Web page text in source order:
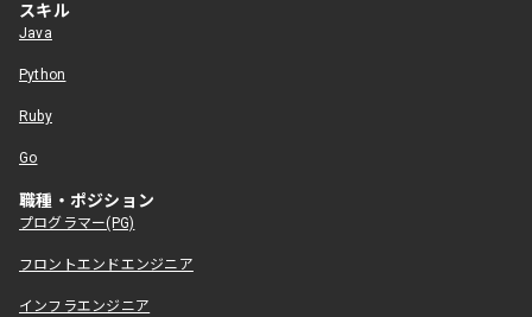
スキル
Java
Python
Ruby
Go
職種・ポジション
プログラマー(PG)
フロントエンドエンジニア
インフラエンジニア